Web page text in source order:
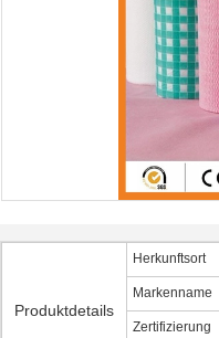
Produktdetails
Herkunftsort
Markenname
Zertifizierung